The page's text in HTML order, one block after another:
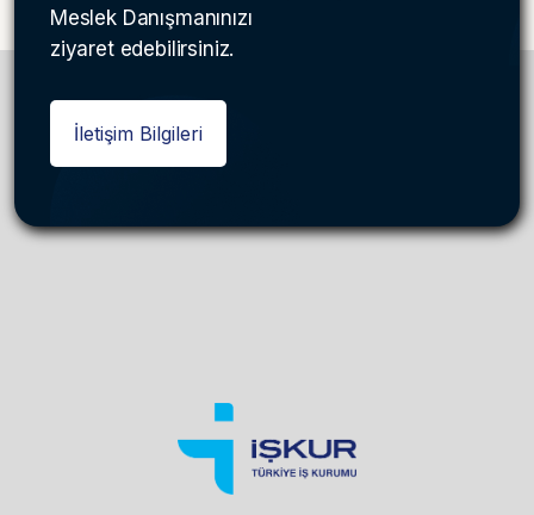
Meslek Danışmanınızı
ziyaret edebilirsiniz.
İletişim Bilgileri